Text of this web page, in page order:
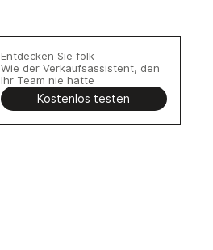
Entdecken Sie folk
Wie der Verkaufsassistent, den
Ihr Team nie hatte
Kostenlos testen